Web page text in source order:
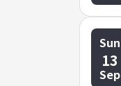
Sun
13
Sep